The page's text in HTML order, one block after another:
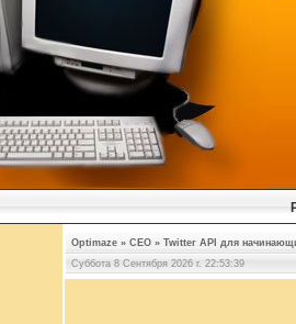
Optimaze » СЕО » Twitter API для
Суббота 8 Сентября 2026 г. 22:53:40